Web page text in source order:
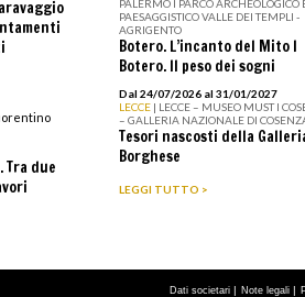
due
PALERMO I PARCO ARCHEOLOGICO
PAESAGGISTICO VALLE DEI TEMPLI -
AGRIGENTO
Botero. L’incanto del Mito I
Botero. Il peso dei sogni
Dal 24/07/2026 al 31/01/2027
LECCE | LECCE – MUSEO MUST I
– GALLERIA NAZIONALE DI
Tesori nascosti della
Borghese
LEGGI TUTTO >
Dati societari | Note legali |